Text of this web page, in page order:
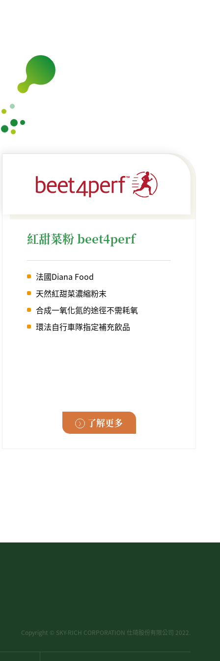
紅甜菜粉 beet4perf
法國Diana Food
天然紅甜菜濃縮粉末
合成一氧化氮的途徑不需耗氧
環法自行車隊指定補充飲品
了解更多
Copyright © SKY-RICH CORPORATION 仕琦股份有限公司 2022.